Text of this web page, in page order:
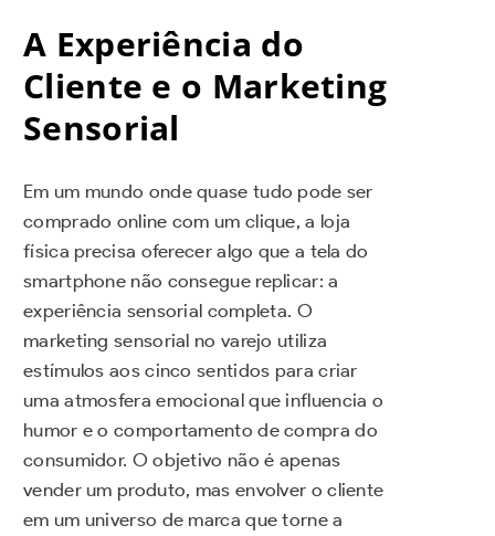
A Experiência do
Cliente e o Marketing
Sensorial
Em um mundo onde quase tudo pode ser
comprado online com um clique, a loja
física precisa oferecer algo que a tela do
smartphone não consegue replicar: a
experiência sensorial completa. O
marketing sensorial no varejo utiliza
estímulos aos cinco sentidos para criar
uma atmosfera emocional que influencia o
humor e o comportamento de compra do
consumidor. O objetivo não é apenas
vender um produto, mas envolver o cliente
em um universo de marca que torne a